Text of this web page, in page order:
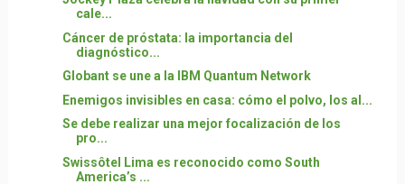
cale...
Cáncer de próstata: la importancia del
diagnóstico...
Globant se une a la IBM Quantum Network
Enemigos invisibles en casa: cómo el polvo, los al...
Se debe realizar una mejor focalización de los
pro...
Swissôtel Lima es reconocido como South
America’s ...